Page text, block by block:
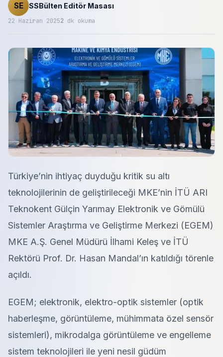
SE SSBülten Editör Masası
22 Haziran 20252 dk okuma
Türkiye’nin ihtiyaç duyduğu kritik su altı
teknolojilerinin de geliştirileceği MKE’nin İTÜ ARI
Teknokent Gülçin Yarımay Elektronik ve Gömülü
Sistemler Araştırma ve Geliştirme Merkezi (EGEM)
MKE A.Ş. Genel Müdürü İlhami Keleş ve İTÜ
Rektörü Prof. Dr. Hasan Mandal’ın katıldığı törenle
açıldı.
EGEM; elektronik, elektro-optik sistemler (optik
haberleşme, görüntüleme, mühimmata özel sensör
sistemleri), mikrodalga görüntüleme ve engelleme
sistem teknolojileri ile yeni nesil güdüm